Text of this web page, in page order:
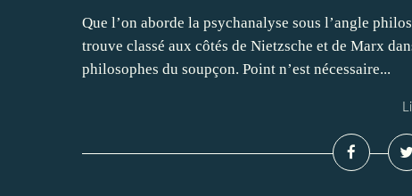
Que l’on aborde la psychanalyse sous l’angle
trouve classé aux côtés de Nietzsche et de Marx
philosophes du soupçon. Point n’est nécessaire...